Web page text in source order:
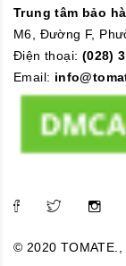
Trung tâm bảo
M6, Đường F,
Điện thoại: (028)
Email:
© 2020 TOMATE.,